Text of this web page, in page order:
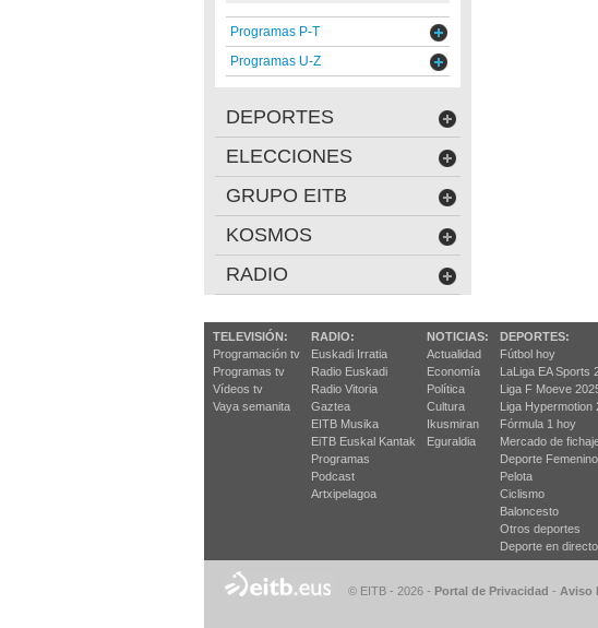
Programas P-T
Programas U-Z
DEPORTES
ELECCIONES
GRUPO EITB
KOSMOS
RADIO
TELEVISIÓN:
Programación tv
Programas tv
Vídeos tv
Vaya semanita
RADIO:
Euskadi Irratia
Radio Euskadi
Radio Vitoria
Gaztea
EITB Musika
EiTB Euskal Kantak
Programas
Podcast
Artxipelagoa
NOTICIAS:
Actualidad
Economía
Política
Cultura
Ikusmiran
Eguraldia
DEPORTES:
Fútbol hoy
LaLiga EA Sports
Liga F Moeve
Liga Hypermotion
Fórmula 1 hoy
Mercado de
Deporte Femenino
Pelota
Ciclismo
Baloncesto
Otros deportes
Deporte en directo
© EITB - 2026 - Portal de Privacidad - Aviso